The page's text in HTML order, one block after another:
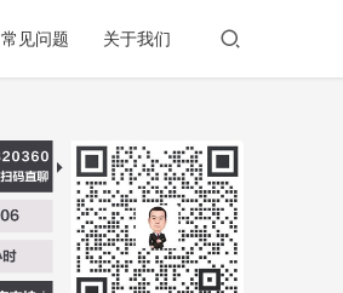
常见问题 关于我们